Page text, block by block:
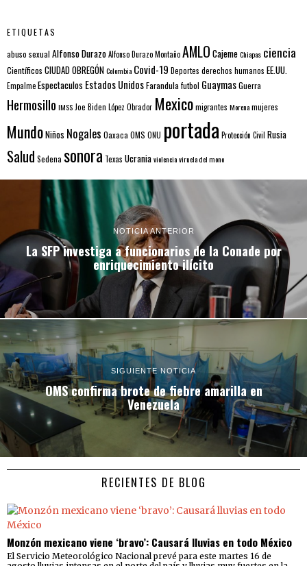
ETIQUETAS
abuso sexual Alfonso DurazoAlfonso Durazo MontañoAMLO CajemeChiapas ciencia
Científicos CIUDAD OBREGÓNColombia Covid-19 Deportes derechos humanos EE.UU.
EmpalmeEspectaculos Estados UnidosFarandulafutbol GuaymasGuerra
Hermosillo IMSS Joe Biden López Obrador Mexicomigrantes Morenamujeres
MundoNiños Nogales Oaxaca OMS ONU portada Protección Civil Rusia
Salud Sedena sonora Texas Ucraniaviolenciaviruela del mono
NOTICIA ANTERIOR
La SFP investiga a funcionarios de la Conade por
enriquecimiento ilícito
SIGUIENTE NOTICIA
OMS confirma brote de fiebre amarilla en
Venezuela
RECIENTES DE BLOG
Monzón mexicano viene ‘bravo’: Causará lluvias en todo México
El Servicio Meteorológico Nacional prevé para este martes 16 de